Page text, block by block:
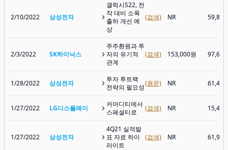
2/10/2022 삼성전자
갤럭시S22, 전
작 대비 소폭
출하 개선 예
상
(검색) NR
2/3/2022 SK하이닉스
주주환원과 투
자의 유기적
관계
(검색) 153,000원
1/28/2022 삼성전자
투자 투트랙
전략의 필요성(원문) NR
1/27/2022 LG디스플레이
커머디티에서
스페셜티로
(검색) NR
1/27/2022 삼성전자
4Q21 실적발
표 자료 하이
라이트
(검색) NR